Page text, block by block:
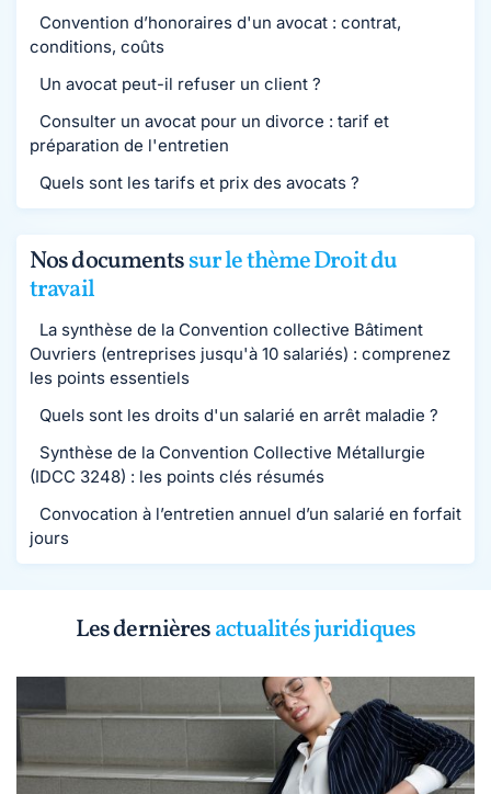
Convention d’honoraires d'un avocat : contrat,
conditions, coûts
Un avocat peut-il refuser un client ?
Consulter un avocat pour un divorce : tarif et
préparation de l'entretien
Quels sont les tarifs et prix des avocats ?
Nos documentssur le thème Droit du
travail
La synthèse de la Convention collective Bâtiment
Ouvriers (entreprises jusqu'à 10 salariés) : comprenez
les points essentiels
Quels sont les droits d'un salarié en arrêt maladie ?
Synthèse de la Convention Collective Métallurgie
(IDCC 3248) : les points clés résumés
Convocation à l’entretien annuel d’un salarié en forfait
jours
Les dernièresactualités juridiques